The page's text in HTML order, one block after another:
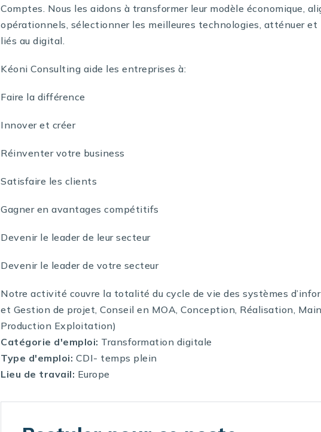
Comptes. Nous les aidons à transformer leur modèle économique,
opérationnels, sélectionner les meilleures technologies, atténuer et
liés au digital.
Kéoni Consulting aide les entreprises à:
Faire la différence
Innover et créer
Réinventer votre business
Satisfaire les clients
Gagner en avantages compétitifs
Devenir le leader de leur secteur
Devenir le leader de votre secteur
Notre activité couvre la totalité du cycle de vie des systèmes
et Gestion de projet, Conseil en MOA, Conception, Réalisation,
Production Exploitation)
Catégorie d'emploi: Transformation digitale
Type d'emploi: CDI- temps plein
Lieu de travail: Europe